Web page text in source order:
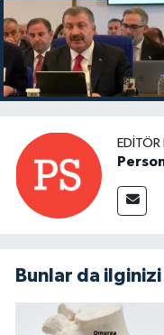
Bunlar da